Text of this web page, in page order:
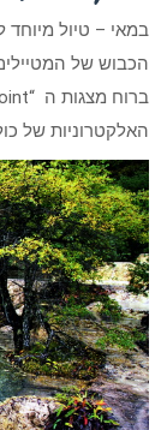
במאי – טיול מיוחד
הכבוש של
האלקטרוניות של